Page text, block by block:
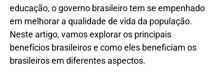
educação, o governo brasileiro tem se empenhado
em melhorar a qualidade de vida da população.
Neste artigo, vamos explorar os principais
benefícios brasileiros e como eles beneficiam os
brasileiros em diferentes aspectos.